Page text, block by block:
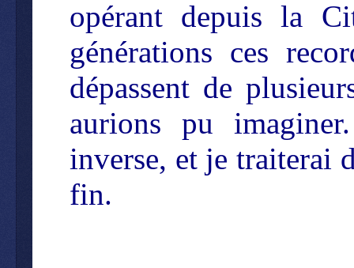
opérant depuis la
générations ces
dépassent de
aurions pu
inverse, et je traiterai
fin.